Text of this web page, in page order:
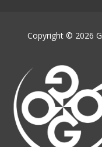
Copyright © 2026